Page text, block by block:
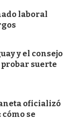
laboral
y el consejo
probar suerte
oficializó
se